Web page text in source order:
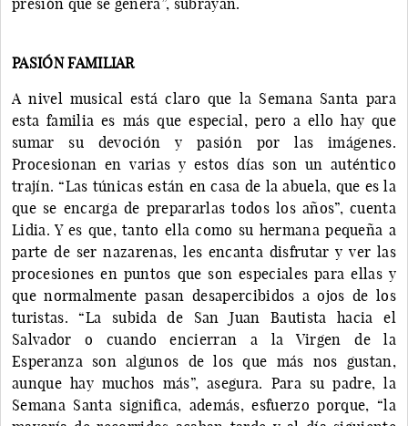
PASIÓN FAMILIAR
A nivel musical está claro que la Semana Santa para
esta familia es más que especial, pero a ello hay que
sumar su devoción y pasión por las imágenes.
Procesionan en varias y estos días son un auténtico
trajín. “Las túnicas están en casa de la abuela, que es la
que se encarga de prepararlas todos los años”, cuenta
Lidia. Y es que, tanto ella como su hermana pequeña a
parte de ser nazarenas, les encanta disfrutar y ver las
procesiones en puntos que son especiales para ellas y
que normalmente pasan desapercibidos a ojos de los
turistas. “La subida de San Juan Bautista hacia el
Salvador o cuando encierran a la Virgen de la
Esperanza son algunos de los que más nos gustan,
aunque hay muchos más”, asegura. Para su padre, la
Semana Santa significa, además, esfuerzo porque, “la